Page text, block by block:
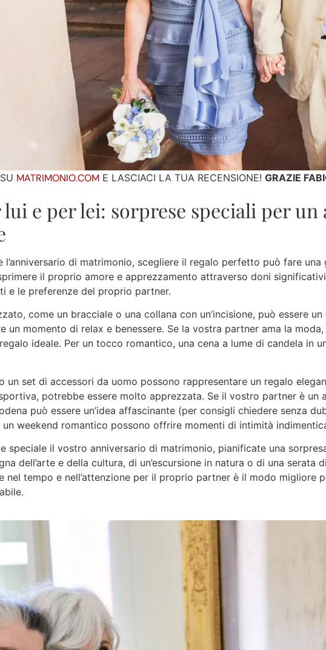
MATRIMONIO.COM E LASCIACI LA TUA RECENSIONE! GRAZIE
e per lei: sorprese speciali per
l’anniversario di matrimonio, scegliere il regalo perfetto può fare
il proprio amore e apprezzamento attraverso doni
e le preferenze del proprio partner.
come un bracciale o una collana con un’incisione, può essere
un momento di relax e benessere. Se la vostra partner ama la
ideale. Per un tocco romantico, una cena a lume di candela in
un set di accessori da uomo possono rappresentare un regalo
potrebbe essere molto apprezzata. Se il vostro partner è
può essere un’idea affascinante (per consigli chiedere senza
un weekend romantico possono offrire momenti di intimità
speciale il vostro anniversario di matrimonio, pianificate una
dell’arte e della cultura, di un’escursione in natura o di una
nel tempo e nell’attenzione per il proprio partner è il modo migliore